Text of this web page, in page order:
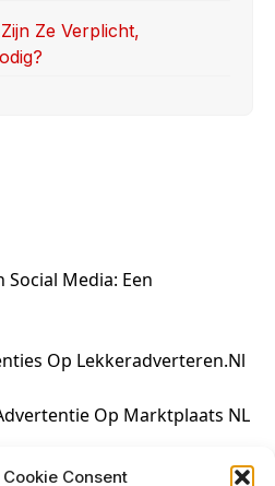
Consent
Ze Verplicht,
Social Media: Een
Op Lekkeradverteren.nl
Op Marktplaats NL
Voor Succesvolle Marketing